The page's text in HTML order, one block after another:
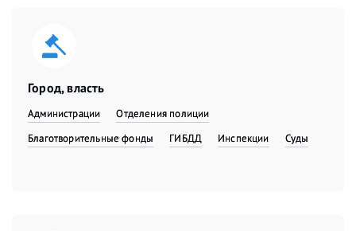
Город, власть
Администрации
Отделения полиции
Благотворительные фонды
ГИБДД Инспекции Суды